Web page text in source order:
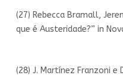
(27) Rebecca Bramall,
que é Austeridade?” in
(28) J. Martínez Franzoni e